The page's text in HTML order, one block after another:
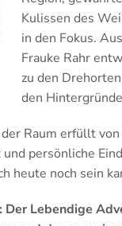
Kulissen des
in den Fokus.
Frauke Rahr
zu den
den
Raum erfüllt von
persönliche
heute noch sein
Lebendige